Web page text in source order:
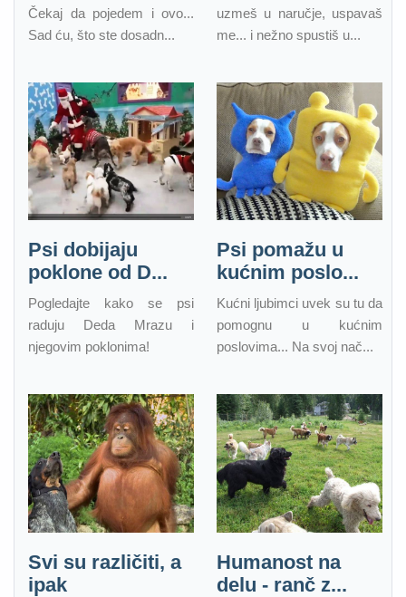
Čekaj da pojedem i ovo...
Sad ću, što ste dosadn...
uzmeš u naručje, uspavaš
me... i nežno spustiš u...
Psi dobijaju
poklone od D...
Pogledajte kako se psi
raduju Deda Mrazu i
njegovim poklonima!
Psi pomažu u
kućnim poslo...
Kućni ljubimci uvek su tu da
pomognu u kućnim
poslovima... Na svoj nač...
Svi su različiti, a
ipak
Humanost na
delu - ranč z...